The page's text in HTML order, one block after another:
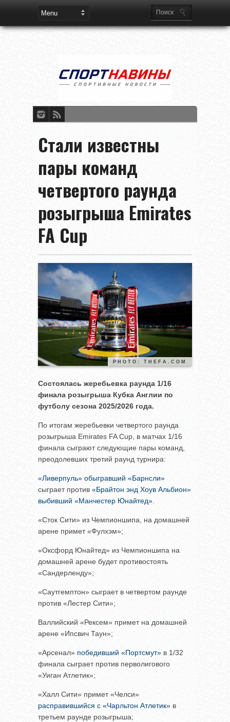
Стали известны
пары команд
четвертого раунда
розыгрыша Emirates
FA Cup
PHOTO: THEFA.COM
Состоялась жеребьевка раунда 1/16
финала розыгрыша Кубка Англии по
футболу сезона 2025/2026 года.
По итогам жеребьевки четвертого раунда
розыгрыша Emirates FA Cup, в матчах 1/16
финала сыграют следующие пары команд,
преодолевших третий раунд турнира:
«Ливерпуль» обыгравший «Барнсли»
сыграет против «Брайтон энд Хоув Альбион»
выбивший «Манчестер Юнайтед».
«Сток Сити» из Чемпионшипа, на домашней
арене примет «Фулхэм»;
«Оксфорд Юнайтед» из Чемпионшипа на
домашней арене будет противостоять
«Сандерленду»;
«Саутгемптон» сыграет в четвертом раунде
против «Лестер Сити»;
Валлийский «Рексем» примет на домашней
арене «Ипсвич Таун»;
«Арсенал» победивший «Портсмут» в 1/32
финала сыграет против перволигового
«Уиган Атлетик»;
«Халл Сити» примет «Челси»
расправившийся с «Чарльтон Атлетик» в
третьем раунде розыгрыша;